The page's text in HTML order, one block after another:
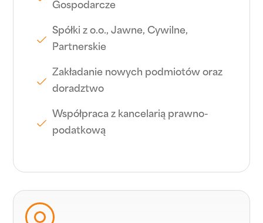
Gospodarcze
Spółki z o.o., Jawne, Cywilne,
Partnerskie
Zakładanie nowych podmiotów oraz
doradztwo
Współpraca z kancelarią prawno-
podatkową